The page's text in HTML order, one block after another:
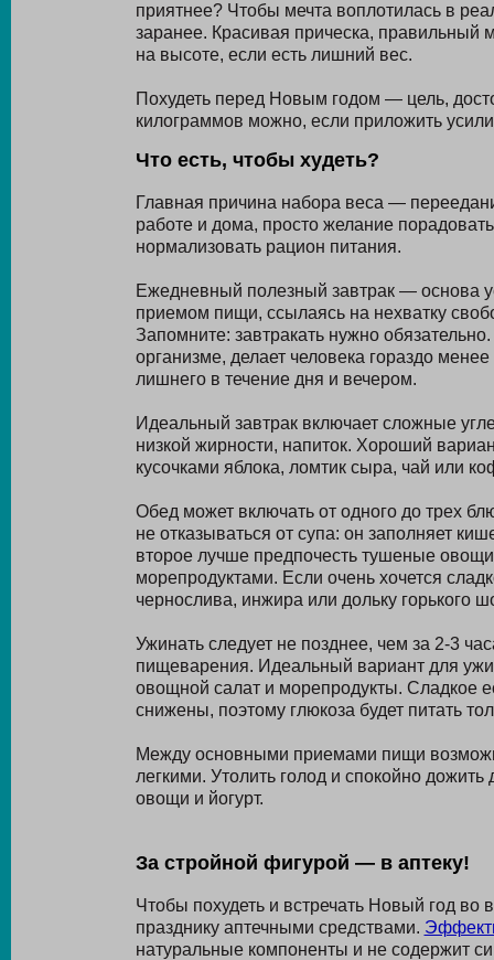
приятнее? Чтобы мечта воплотилась в
заранее. Красивая прическа, правильный
на высоте, если есть лишний вес.
Похудеть перед Новым годом — цель,
килограммов можно, если приложить
Что есть, чтобы худеть?
Главная причина набора веса —
работе и дома, просто желание
нормализовать рацион питания.
Ежедневный полезный завтрак — основа
приемом пищи, ссылаясь на нехватку
Запомните: завтракать нужно
организме, делает человека гораздо
лишнего в течение дня и вечером.
Идеальный завтрак включает сложные
низкой жирности, напиток. Хороший
кусочками яблока, ломтик сыра, чай или
Обед может включать от одного до трех
не отказываться от супа: он заполняет
второе лучше предпочесть тушеные
морепродуктами. Если очень хочется
чернослива, инжира или дольку горького
Ужинать следует не позднее, чем за 2-3
пищеварения. Идеальный вариант для
овощной салат и морепродукты. Сладкое
снижены, поэтому глюкоза будет питать
Между основными приемами пищи
легкими. Утолить голод и спокойно
овощи и йогурт.
За стройной фигурой — в аптеку!
Чтобы похудеть и встречать Новый год во
празднику аптечными средствами.
натуральные компоненты и не содержит